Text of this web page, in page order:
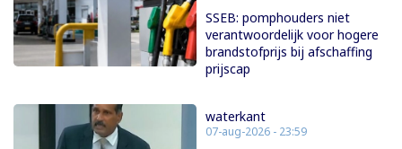
SSEB: pomphouders niet
verantwoordelijk voor hogere
brandstofprijs bij afschaffing
prijscap
waterkant
07-aug-2026 - 23:59